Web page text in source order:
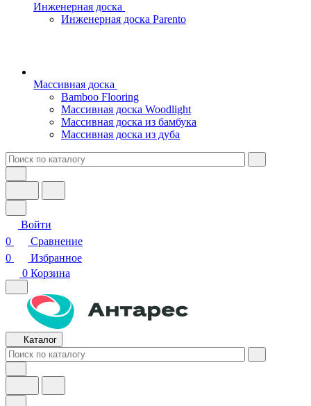
Инженерная доска
Инженерная доска Parento
Массивная доска
Bamboo Flooring
Массивная доска Woodlight
Массивная доска из бамбука
Массивная доска из дуба
Войти
0
Сравнение
0
Избранное
0 Корзина
Каталог